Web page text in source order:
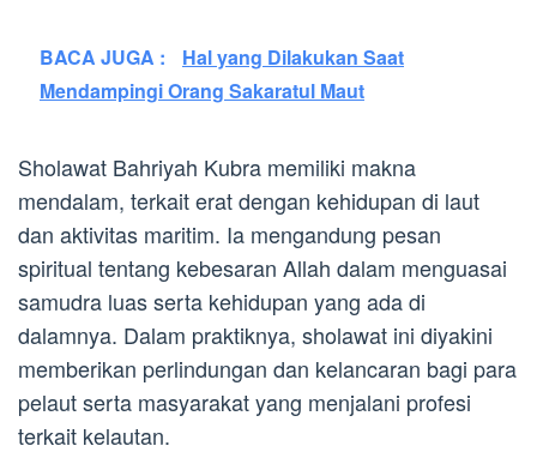
BACA JUGA :
Hal yang Dilakukan Saat
Mendampingi Orang Sakaratul Maut
Sholawat Bahriyah Kubra memiliki makna
mendalam, terkait erat dengan kehidupan di laut
dan aktivitas maritim. Ia mengandung pesan
spiritual tentang kebesaran Allah dalam menguasai
samudra luas serta kehidupan yang ada di
dalamnya. Dalam praktiknya, sholawat ini diyakini
memberikan perlindungan dan kelancaran bagi para
pelaut serta masyarakat yang menjalani profesi
terkait kelautan.